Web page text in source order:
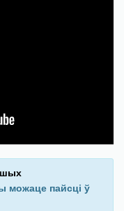
можаце пайсці ў